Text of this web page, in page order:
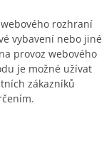
rozhraní
vybavení nebo jiné
provoz webového
je možné užívat
zákazníků